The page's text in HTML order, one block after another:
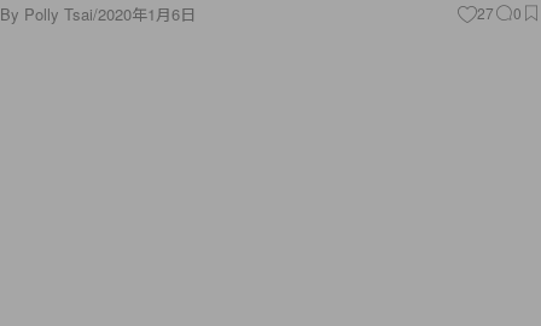
By Polly Tsai/2020年1月6日 27 0